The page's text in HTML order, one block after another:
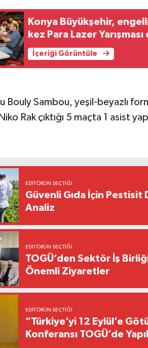
Konya Büyükşehir,
kez Para Lazer
İçeriği Görüntüle
Bouly Sambou, yeşil-beyazlı
Rak çıktığı 5 maçta 1 asist
EDITÖRÜN SEÇTIĞI
Güvenli Gıda İçin
Analiz
EDITÖRÜN SEÇTIĞI
TOGÜ’den Sektör İş
Önemli Ziyaretler
EDITÖRÜN SEÇTIĞI
"Türkiye’yi 12 Eylül’e
Konferansı TOGÜ’de